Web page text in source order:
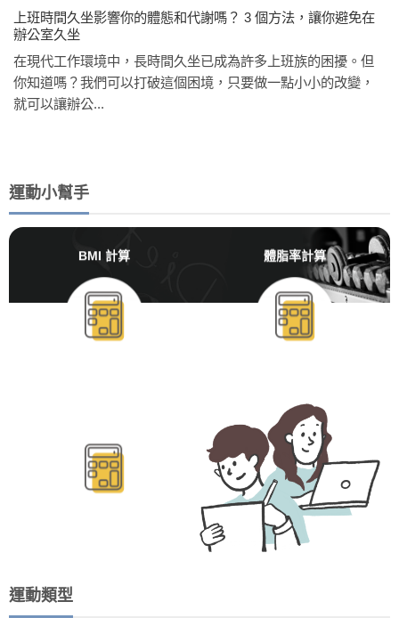
上班時間久坐影響你的體態和代謝嗎？ 3 個方法，讓你避免在
辦公室久坐
在現代工作環境中，長時間久坐已成為許多上班族的困擾。但
你知道嗎？我們可以打破這個困境，只要做一點小小的改變，
就可以讓辦公...
運動小幫手
BMI 計算 體脂率計算
運動類型